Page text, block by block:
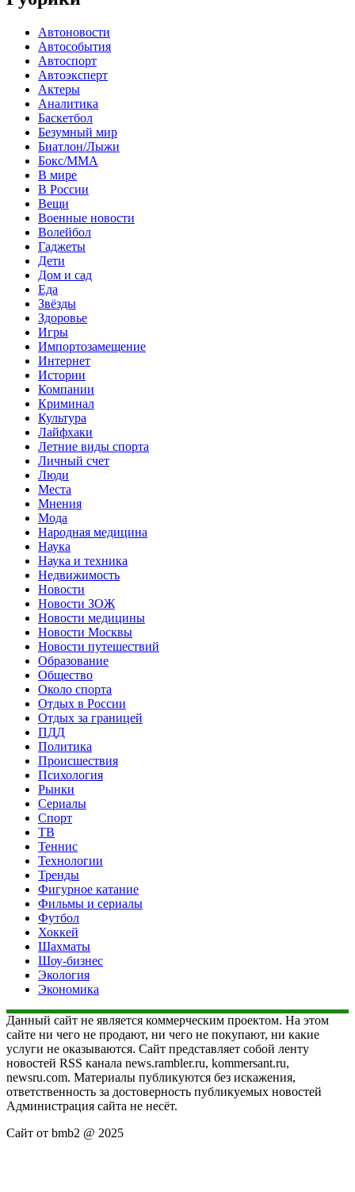
Автоновости
Автособытия
Автоспорт
Автоэксперт
Актеры
Аналитика
Баскетбол
Безумный мир
Биатлон/Лыжи
Бокс/MMA
В мире
В России
Вещи
Военные новости
Волейбол
Гаджеты
Дети
Дом и сад
Еда
Звёзды
Здоровье
Игры
Импортозамещение
Интернет
Истории
Компании
Криминал
Культура
Лайфхаки
Летние виды спорта
Личный счет
Люди
Места
Мнения
Мода
Народная медицина
Наука
Наука и техника
Недвижимость
Новости
Новости ЗОЖ
Новости медицины
Новости Москвы
Новости путешествий
Образование
Общество
Около спорта
Отдых в России
Отдых за границей
ПДД
Политика
Происшествия
Психология
Рынки
Сериалы
Спорт
ТВ
Теннис
Технологии
Тренды
Фигурное катание
Фильмы и сериалы
Футбол
Хоккей
Шахматы
Шоу-бизнес
Экология
Экономика
Данный сайт не является коммерческим проектом. На этом
сайте ни чего не продают, ни чего не покупают, ни какие
услуги не оказываются. Сайт представляет собой ленту
новостей RSS канала news.rambler.ru, kommersant.ru,
newsru.com. Материалы публикуются без искажения,
ответственность за достоверность публикуемых новостей
Администрация сайта не несёт.
Сайт от bmb2 @ 2025